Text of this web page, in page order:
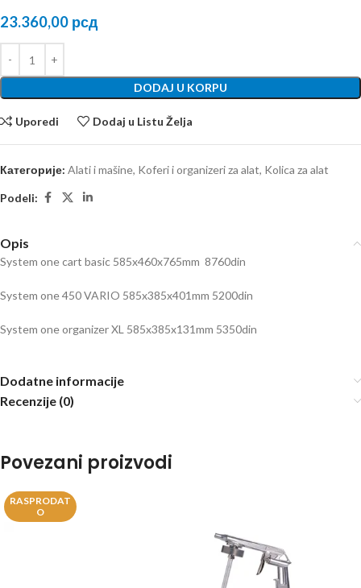
23.360,00 рсд
DODAJ U KORPU
Uporedi Dodaj u Listu Želja
Категорије: Alati i mašine, Koferi i organizeri za alat, Kolica za alat
Podeli:
Opis
System one cart basic 585x460x765mm 8760din
System one 450 VARIO 585x385x401mm 5200din
System one organizer XL 585x385x131mm 5350din
Dodatne informacije
Recenzije (0)
Povezani proizvodi
RASPRODAT
O